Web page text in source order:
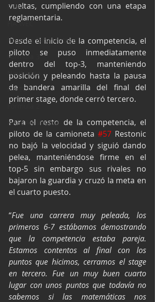
Rally
FIA WEC
Fórmula Ford Vintage
Fórmula 3
Nauticopa
FIA TCR
Fórmula 2
NASCAR México
vueltas, cumpliendo con una etapa
reglamentaria.
Desde el inicio de la competencia, el
piloto se puso inmediatamente
dentro del top-3, manteniendo
posición y peleando hasta la pausa
de bandera amarilla del final del
primer stage, donde cerró tercero.
Para el resto de la competencia, el
piloto de la camioneta #57 Restonic
no bajó la velocidad y siguió dando
pelea, manteniéndose firme en el
top-5 sin embargo sus rivales no
bajaron la guardia y cruzó la meta en
el cuarto puesto.
“Fue una carrera muy peleada, los
primeros 6-7 estábamos demostrando
que la competencia estaba pareja.
Estamos contentos al final con los
puntos que hicimos, cerramos el stage
en tercero. Fue un muy buen cuarto
lugar con unos puntos que todavía no
sabemos si las matemáticas nos